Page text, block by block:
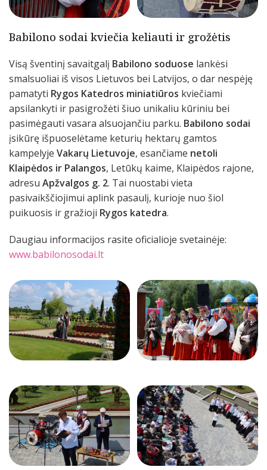
Babilono sodai kviečia keliauti ir grožėtis
Visą šventinį savaitgalį Babilono soduose lankėsi
smalsuoliai iš visos Lietuvos bei Latvijos, o dar nespėję
pamatyti Rygos Katedros miniatiūros kviečiami
apsilankyti ir pasigrožėti šiuo unikaliu kūriniu bei
pasimėgauti vasara alsuojančiu parku. Babilono sodai
įsikūrę išpuoselėtame keturių hektarų gamtos
kampelyje Vakarų Lietuvoje, esančiame netoli
Klaipėdos ir Palangos, Letūkų kaime, Klaipėdos rajone,
adresu Apžvalgos g. 2. Tai nuostabi vieta
pasivaikščiojimui aplink pasaulį, kurioje nuo šiol
puikuosis ir gražioji Rygos katedra.
Daugiau informacijos rasite oficialioje svetainėje:
www.babilonosodai.lt